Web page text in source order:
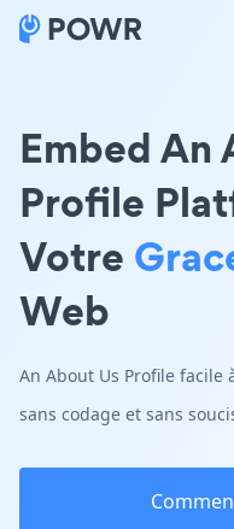
Embed An
Profile
Votre
Web
An About Us Profile facile
sans codage et sans